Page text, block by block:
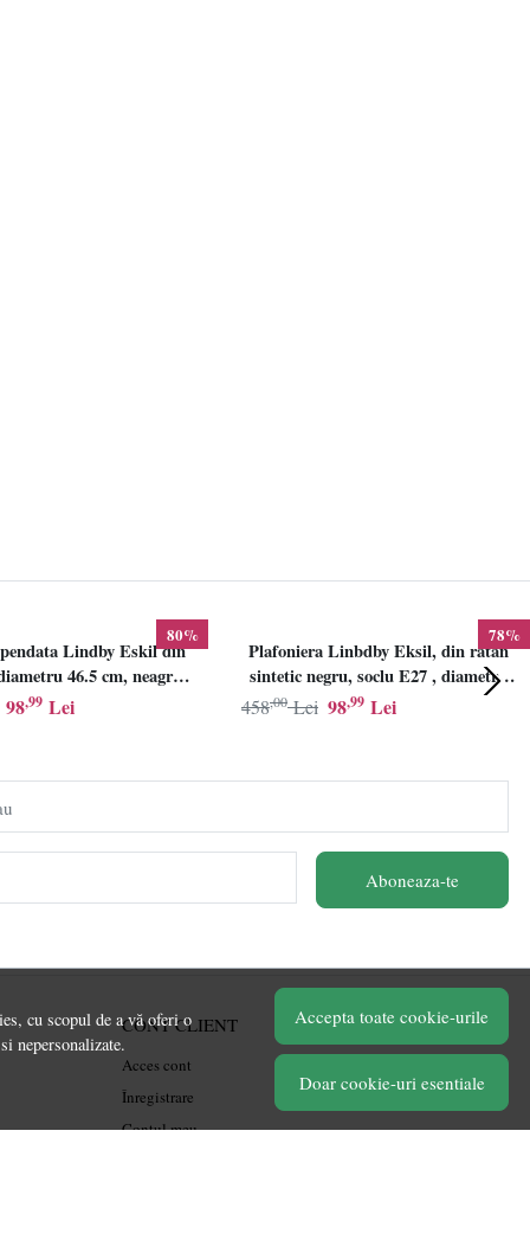
cu scopul de a vă oferi o
nepersonalizate.
Accepta toate cookie-urile
Doar cookie-uri esentiale
80%
Lindby Eskil din
46.5 cm, neagra,
E27
98,99 Lei
78%
Plafoniera Linbdby Eksil, din ratan
sintetic negru, soclu E27 , diametru
46.5cm, LINDBY
98,99 Lei
458,00 Lei
Aboneaza-te
CONT CLIENT
Acces cont
Înregistrare
Contul meu